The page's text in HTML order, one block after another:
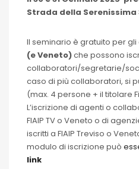
Strada della Serenissima
Il seminario è gratuito per
(e Veneto)che possono
collaboratori/segretarie/
caso di più collaboratori, si
(max. 4 persone + il titolare
L’iscrizione di agenti o
FIAIP TV o Veneto o di
iscritti a FIAIP Treviso o
modulo di iscrizione può
link